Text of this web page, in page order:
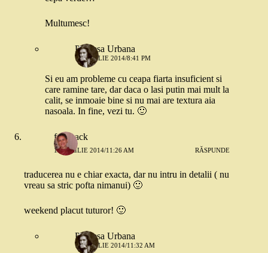
Multumesc!
Printesa Urbana
11 APRILIE 2014/8:41 PM
Si eu am probleme cu ceapa fiarta insuficient si
care ramine tare, dar daca o lasi putin mai mult la
calit, se inmoaie bine si nu mai are textura aia
nasoala. In fine, vezi tu. 🙂
feedback
11 APRILIE 2014/11:26 AM RĂSPUNDE
traducerea nu e chiar exacta, dar nu intru in detalii ( nu
vreau sa stric pofta nimanui) 🙂
weekend placut tuturor! 🙂
Printesa Urbana
11 APRILIE 2014/11:32 AM